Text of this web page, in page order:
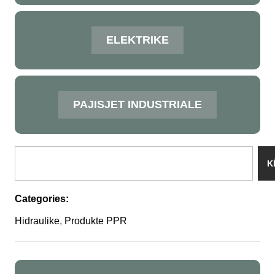
ELEKTRIKE
PAJISJET INDUSTRIALE
Categories:
Hidraulike, Produkte PPR